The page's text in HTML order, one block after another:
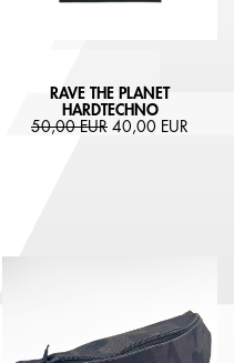
RAVE THE PLANET
HARDTECHNO
50,00 EUR 40,00 EUR